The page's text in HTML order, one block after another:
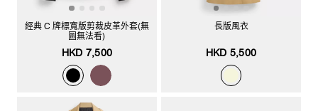
經典 C 牌標寬版剪裁皮革外套(無
圖無法看)
HKD 7,500
長版風衣
HKD 5,500